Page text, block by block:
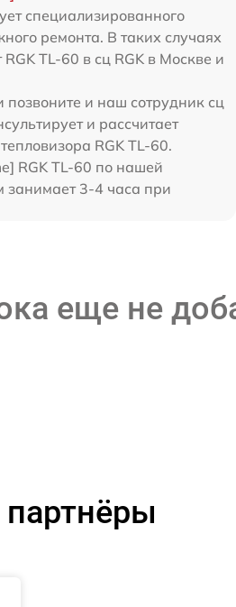
специализированного
ремонта. В таких случаях
TL-60 в сц RGK в Москве и
и наш сотрудник сц
и рассчитает
RGK TL-60.
RGK TL-60 по нашей
занимает 3-4 часа при
еще не